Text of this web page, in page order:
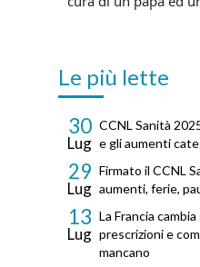
Le più lette
30
Lug
CCNL Sanità
e gli aumenti
29
Lug
Firmato il CCNL
aumenti, ferie,
13
Lug
La Francia
prescrizioni e
mancano